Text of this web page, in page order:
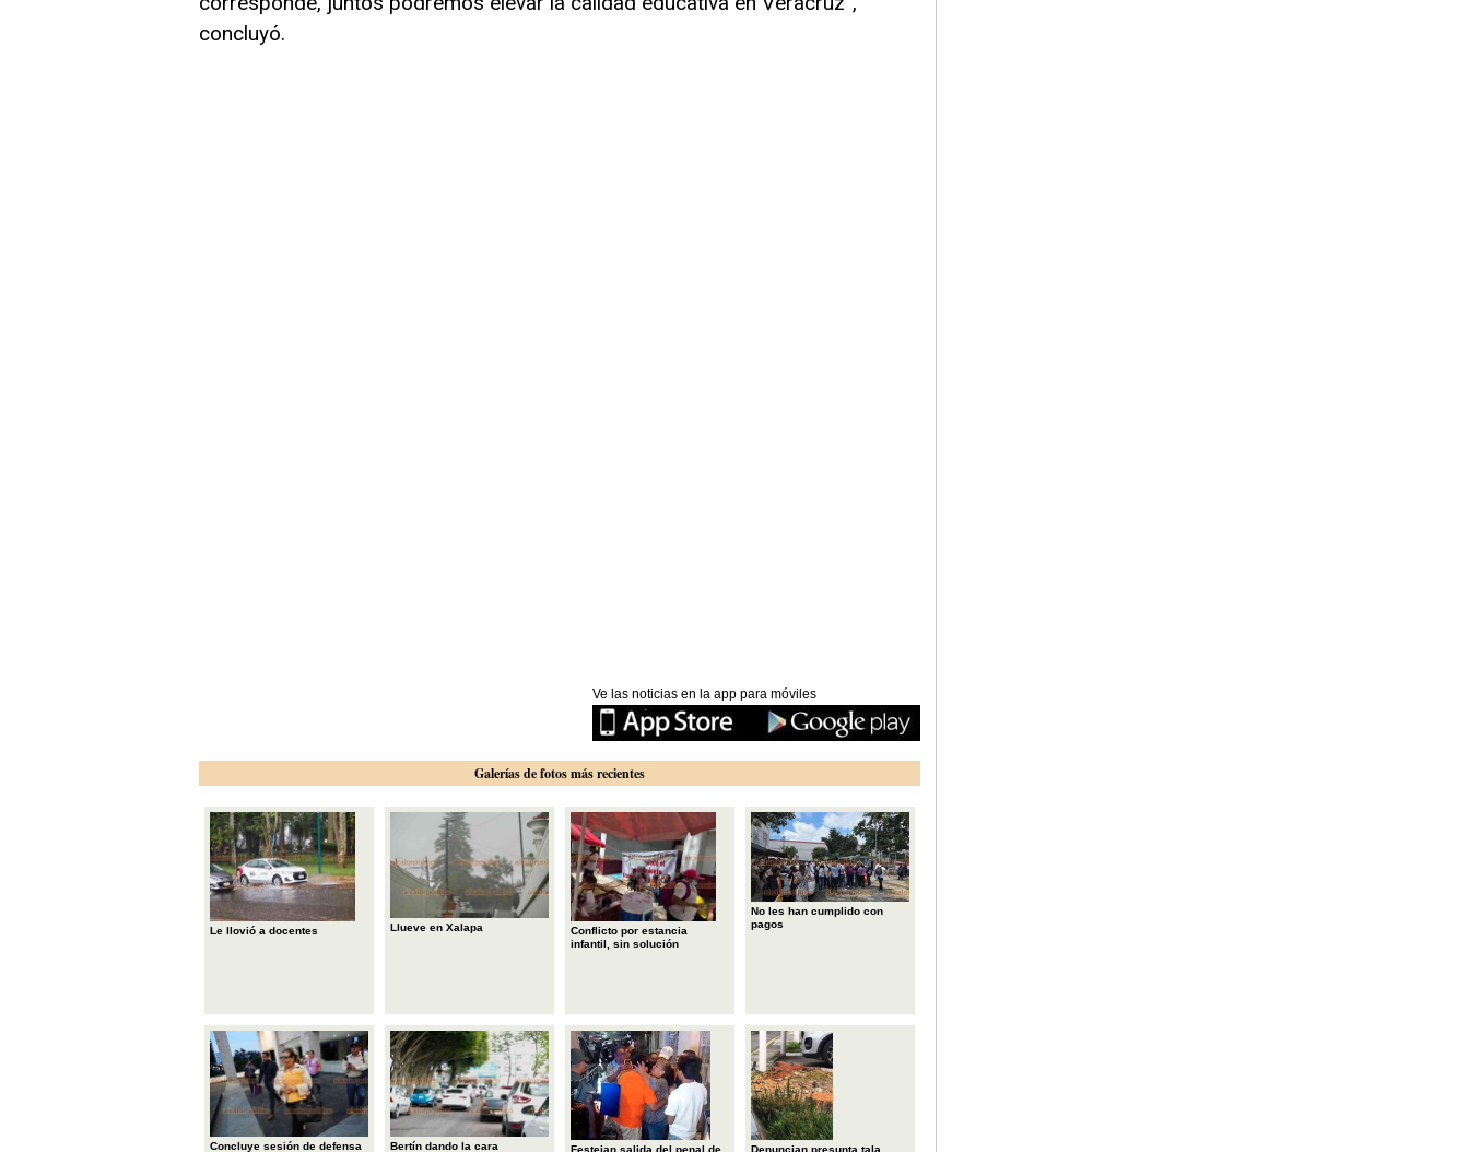
concluyó.
Ve las noticias en la app para móviles
Galerías de fotos más recientes
Le llovió a docentes Llueve en Xalapa
Conflicto por estancia
infantil, sin solución
No les han cumplido con
pagos
Concluye sesión de defensa Bertín dando la cara